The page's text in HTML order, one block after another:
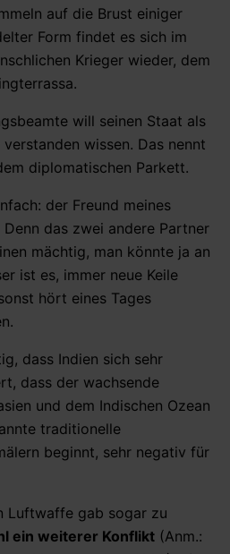
auf die Brust einiger
Form findet es sich im
Krieger wieder, dem
will seinen Staat als
wissen. Das nennt
diplomatischen Parkett.
der Freund meines
Denn das zwei andere Partner
mächtig, man könnte ja an
ist es, immer neue Keile
hört eines Tages
dass Indien sich sehr
dass der wachsende
und dem Indischen Ozean
traditionelle
beginnt, sehr negativ für
Luftwaffe gab sogar zu
ein weiterer Konflikt (Anm.: